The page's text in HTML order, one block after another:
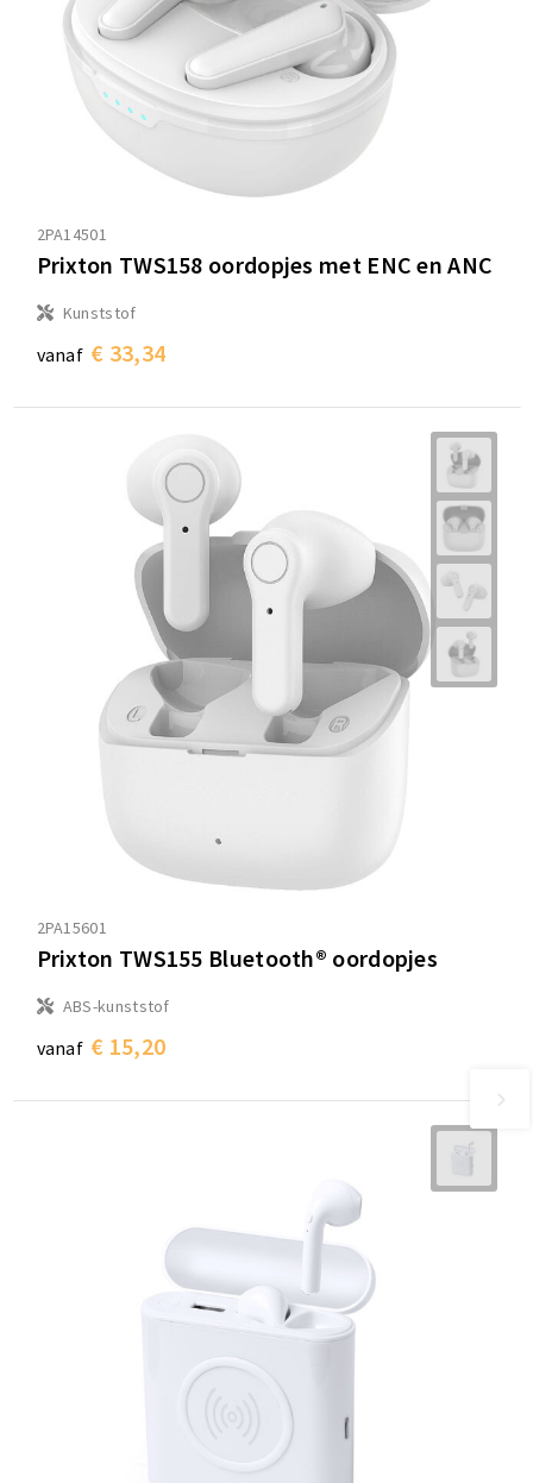
2PA14501
Prixton TWS158 oordopjes met ENC en ANC
Kunststof
vanaf € 33,34
2PA15601
Prixton TWS155 Bluetooth® oordopjes
ABS-kunststof
vanaf € 15,20